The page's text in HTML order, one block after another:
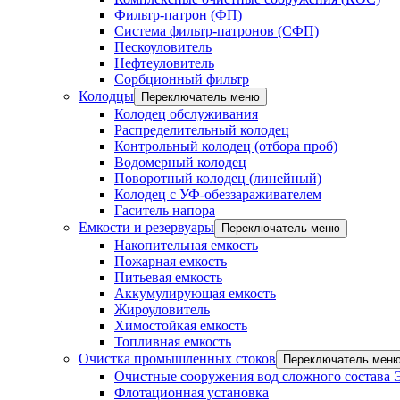
Фильтр-патрон (ФП)
Система фильтр-патронов (СФП)
Пескоуловитель
Нефтеуловитель
Сорбционный фильтр
Колодцы
Переключатель меню
Колодец обслуживания
Распределительный колодец
Контрольный колодец (отбора проб)
Водомерный колодец
Поворотный колодец (линейный)
Колодец с УФ-обеззараживателем
Гаситель напора
Емкости и резервуары
Переключатель меню
Накопительная емкость
Пожарная емкость
Питьевая емкость
Аккумулирующая емкость
Жироуловитель
Химостойкая емкость
Топливная емкость
Очистка промышленных стоков
Переключатель
Очистные сооружения вод сложного
Флотационная установка